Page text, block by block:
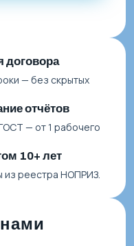
договора
— без скрытых
отчётов
— от 1 рабочего
10+ лет
из реестра НОПРИЗ.